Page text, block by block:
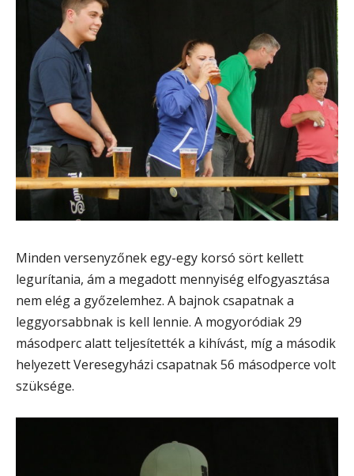
Minden versenyzőnek egy-egy korsó sört kellett
legurítania, ám a megadott mennyiség elfogyasztása
nem elég a győzelemhez. A bajnok csapatnak a
leggyorsabbnak is kell lennie. A mogyoródiak 29
másodperc alatt teljesítették a kihívást, míg a második
helyezett Veresegyházi csapatnak 56 másodperce volt
szüksége.